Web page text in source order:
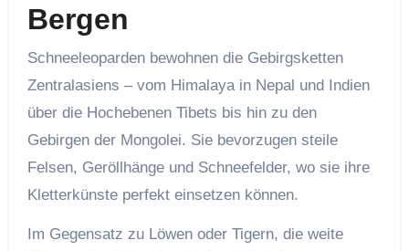
Bergen
Schneeleoparden bewohnen die Gebirgsketten
Zentralasiens – vom Himalaya in Nepal und Indien
über die Hochebenen Tibets bis hin zu den
Gebirgen der Mongolei. Sie bevorzugen steile
Felsen, Geröllhänge und Schneefelder, wo sie ihre
Kletterkünste perfekt einsetzen können.
Im Gegensatz zu Löwen oder Tigern, die weite